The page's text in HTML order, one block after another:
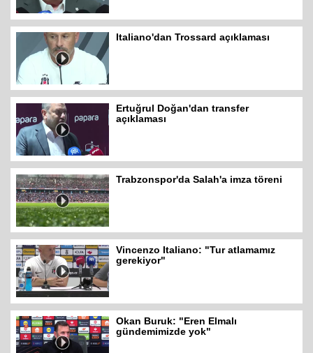
Italiano'dan Trossard açıklaması
Ertuğrul Doğan'dan transfer
açıklaması
Trabzonspor'da Salah'a imza töreni
Vincenzo Italiano: "Tur atlamamız
gerekiyor"
Okan Buruk: "Eren Elmalı
gündemimizde yok"